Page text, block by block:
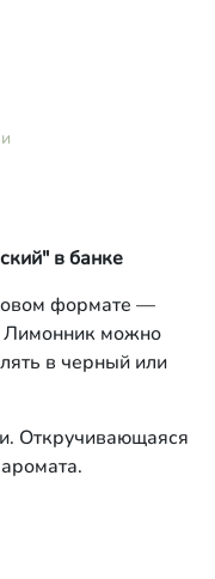
в банке
формате —
Лимонник можно
в черный или
Откручивающаяся